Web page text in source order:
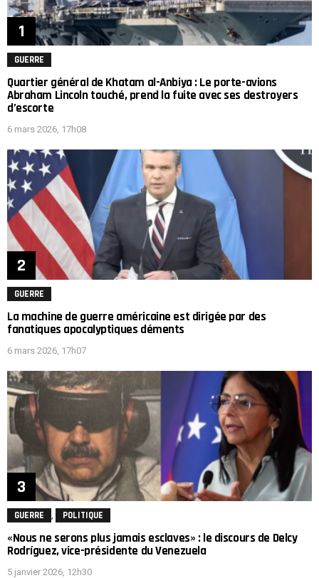
GUERRE
Quartier général de Khatam al-Anbiya : Le porte-avions
Abraham Lincoln touché, prend la fuite avec ses destroyers
d’escorte
6 mars 2026, 17h08
GUERRE
La machine de guerre américaine est dirigée par des
fanatiques apocalyptiques déments
6 mars 2026, 17h07
GUERRE POLITIQUE
«Nous ne serons plus jamais esclaves» : le discours de Delcy
Rodríguez, vice-présidente du Venezuela
5 janvier 2026, 12h30